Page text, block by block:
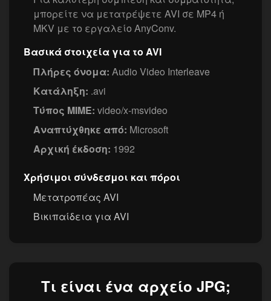
μπορείτε να μετατρέψετε AVI σε MP4 ή
MKV με το εργαλείο AnyConv.
Βασικά στοιχεία για το AVI
Πλήρες όνομα: Audio Video Interleave
Κατάληξη: .avi
Τύπος MIME: video/x-msvideo
Αναπτύχθηκε από: Microsoft
Αρχική έκδοση: 1992
Χρήσιμοι σύνδεσμοι και πόροι
Μετατροπέας AVI
Βικιπαίδεια για AVI
Τι είναι ένα αρχείο JPG;